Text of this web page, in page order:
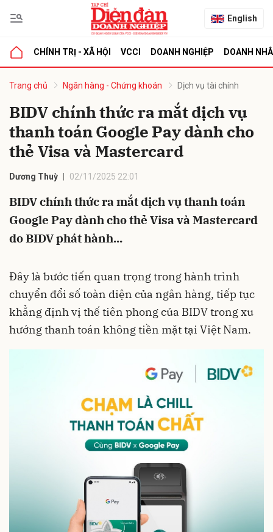
English
CHÍNH TRỊ - XÃ HỘI VCCI DOANH NGHIỆP DOANH
Trang chủ Ngân hàng - Chứng khoán Dịch vụ tài chính
BIDV chính thức ra mắt dịch vụ
thanh toán Google Pay dành cho
thẻ Visa và Mastercard
Dương Thuỳ 02/11/2025 22:01
BIDV chính thức ra mắt dịch vụ thanh toán
Google Pay dành cho thẻ Visa và Mastercard
do BIDV phát hành...
Đây là bước tiến quan trọng trong hành trình
chuyển đổi số toàn diện của ngân hàng, tiếp tục
khẳng định vị thế tiên phong của BIDV trong xu
hướng thanh toán không tiền mặt tại Việt Nam.
luận
Hủy